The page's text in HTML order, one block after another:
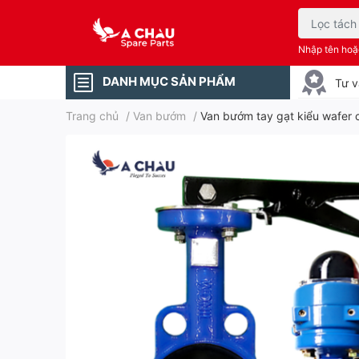
Nhập tên
DANH MỤC SẢN PHẨM Tư
Trang chủ / Van bướm / Van bướm tay gạt kiểu wafer